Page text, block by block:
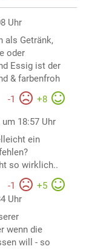
Uhr
als Getränk,
oder
Essig ist der
& farbenfroh
-1 +8
18:57 Uhr
ein
so wirklich..
-1 +5
Uhr
wenn die
will - so